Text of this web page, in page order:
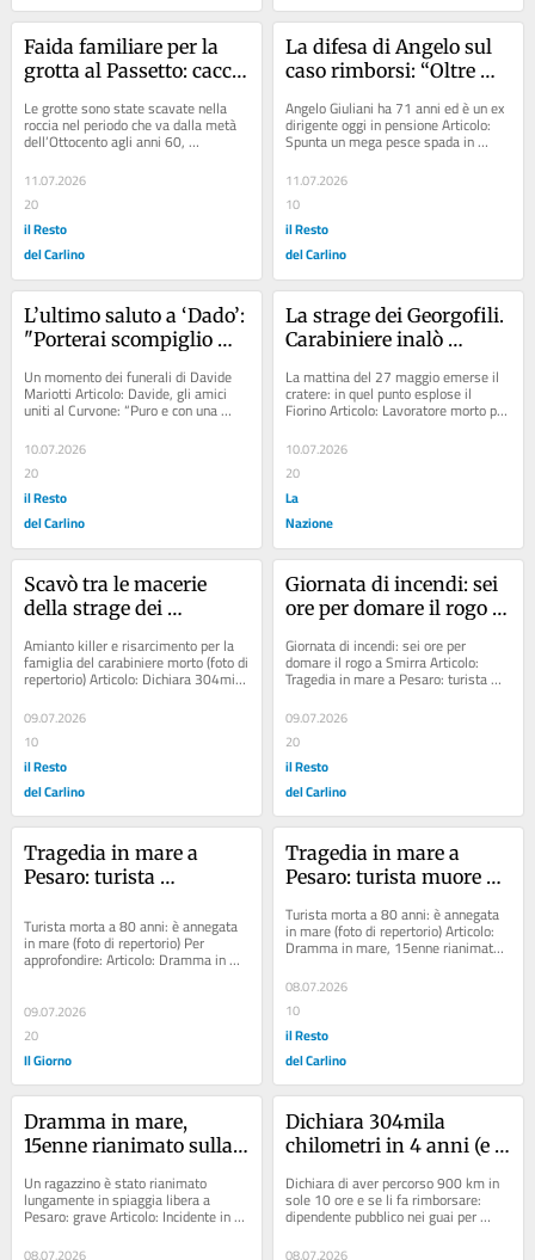
Faida familiare per la
grotta al Passetto: caccia
Tar lo blocca
Le grotte sono state scavate nella
roccia nel periodo che va dalla metà
dell’Ottocento agli anni 60,
originariamente erano usate come
ricovero di...
11.07.2026
20
il Resto
del Carlino
La difesa di Angelo sul
caso rimborsi: “Oltre
Per fare mappe bisogna
andare sul territorio. Ho
dignità”
Angelo Giuliani ha 71 anni ed è un ex
dirigente oggi in pensione Articolo:
Spunta un mega pesce spada in
terrazzo, l’opera d’arte dell’ex...
11.07.2026
10
il Resto
del Carlino
L’ultimo saluto a ‘Dado’:
"Porterai scompiglio
Paradiso"
Un momento dei funerali di Davide
Mariotti Articolo: Davide, gli amici
uniti al Curvone: “Puro e con una
vero,...
10.07.2026
20
il Resto
del Carlino
La strage dei Georgofili.
Carabiniere inalò
ai familiari
La mattina del 27 maggio emerse il
cratere: in quel punto esplose il
Fiorino Articolo: Lavoratore morto per
mesotelioma, i nipoti risarciti con...
10.07.2026
20
La
Nazione
Scavò tra le macerie
della strage dei
morto a 56 anni per
l’amianto killer: il
risarcire 500mila euro
alla famiglia
Amianto killer e risarcimento per la
famiglia del carabiniere morto (foto di
repertorio) Articolo: Dichiara 304mila
chilometri in 4 anni (e 900 km in...
09.07.2026
10
il Resto
del Carlino
Giornata di incendi: sei
ore per domare il rogo a
in un'abitazione
Giornata di incendi: sei ore per
domare il rogo a Smirra Articolo:
Tragedia in mare a Pesaro: turista
muore mentre faceva il bagno
Articolo: Dramma in...
09.07.2026
20
il Resto
del Carlino
Tragedia in mare a
Pesaro: turista
mentre fa il bagno
Turista morta a 80 anni: è annegata
in mare (foto di repertorio) Per
approfondire: Articolo: Dramma in
mare, 15enne rianimato sulla...
09.07.2026
20
Il Giorno
Tragedia in mare a
Pesaro: turista muore
Turista morta a 80 anni: è annegata
in mare (foto di repertorio) Articolo:
Dramma in mare, 15enne rianimato
sulla spiaggia: trovato a faccia in
giù...
08.07.2026
10
il Resto
del Carlino
Dramma in mare,
15enne rianimato sulla
faccia in giù in acqua
Un ragazzino è stato rianimato
lungamente in spiaggia libera a
Pesaro: grave Articolo: Incidente in
A1, auto si ribalta: muore bambina di
8 anni,...
08.07.2026
Dichiara 304mila
chilometri in 4 anni (e
rimborsi per 111mila
euro: dipendente
Dichiara di aver percorso 900 km in
sole 10 ore e se li fa rimborsare:
dipendente pubblico nei guai per
truffa Articolo: “Non ho nessuno a
cui...
08.07.2026